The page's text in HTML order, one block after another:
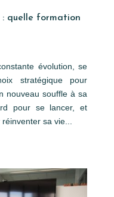
: quelle formation
évolution, se
stratégique pour
nouveau souffle à sa
pour se lancer, et
sa vie...